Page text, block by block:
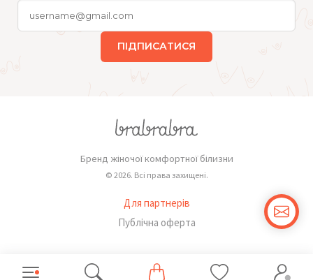
ПІДПИСАТИСЯ
Бренд жіночої комфортної білизни
© 2026. Всі права захищені.
Для партнерів
Публічна оферта